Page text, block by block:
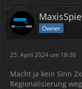
Owner
25. April 2024 um 18:36
Macht ja kein Sinn
Regionalisierung